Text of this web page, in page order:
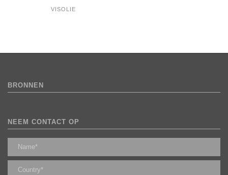
VISOLIE
BRONNEN
NEEM CONTACT OP